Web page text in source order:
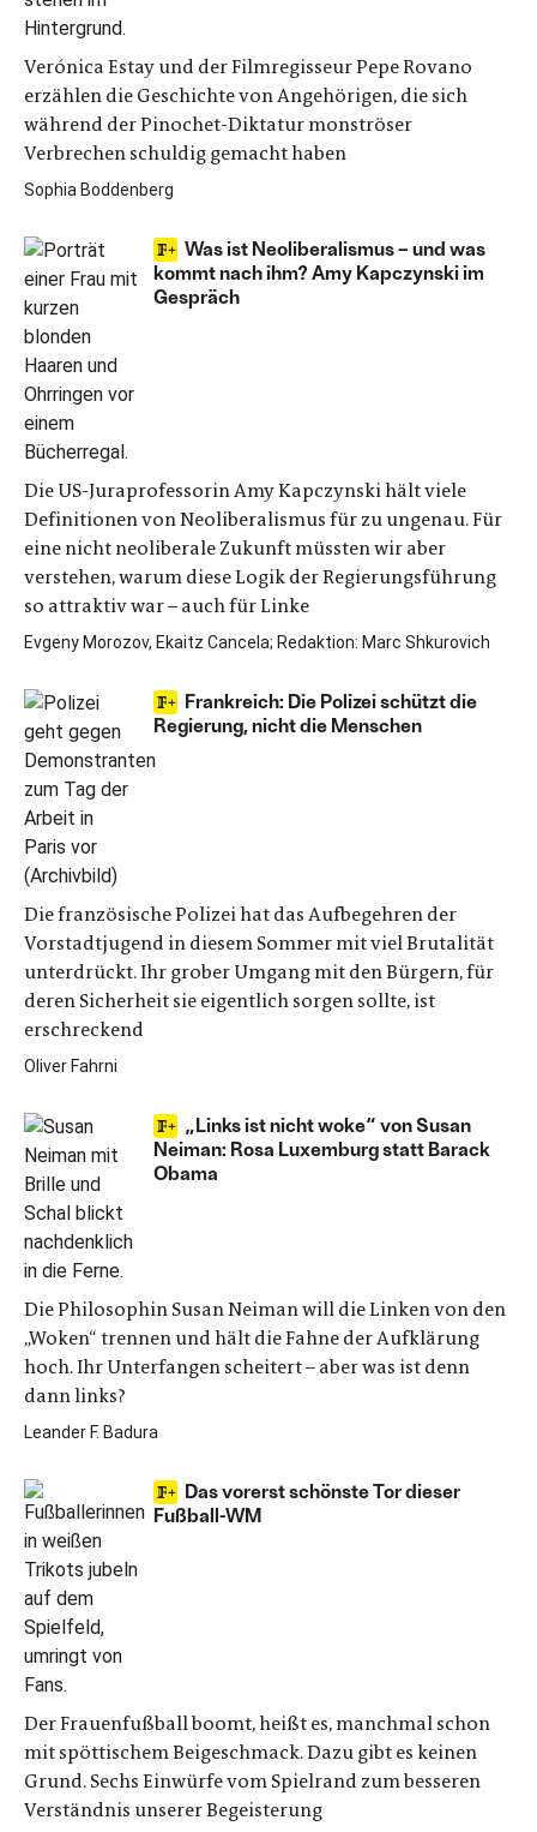
Verónica Estay und der Filmregisseur Pepe Rovano
erzählen die Geschichte von Angehörigen, die sich
während der Pinochet-Diktatur monströser
Verbrechen schuldig gemacht haben
Sophia Boddenberg
Was ist Neoliberalismus – und was
kommt nach ihm? Amy Kapczynski im
Gespräch
Die US-Juraprofessorin Amy Kapczynski hält viele
Definitionen von Neoliberalismus für zu ungenau. Für
eine nicht neoliberale Zukunft müssten wir aber
verstehen, warum diese Logik der Regierungsführung
so attraktiv war – auch für Linke
Evgeny Morozov, Ekaitz Cancela; Redaktion: Marc Shkurovich
Frankreich: Die Polizei schützt die
Regierung, nicht die Menschen
Die französische Polizei hat das Aufbegehren der
Vorstadtjugend in diesem Sommer mit viel Brutalität
unterdrückt. Ihr grober Umgang mit den Bürgern, für
deren Sicherheit sie eigentlich sorgen sollte, ist
erschreckend
Oliver Fahrni
„Links ist nicht woke“ von Susan
Neiman: Rosa Luxemburg statt Barack
Obama
Die Philosophin Susan Neiman will die Linken von den
„Woken“ trennen und hält die Fahne der Aufklärung
hoch. Ihr Unterfangen scheitert – aber was ist denn
dann links?
Leander F. Badura
Das vorerst schönste Tor dieser
Fußball-WM
Der Frauenfußball boomt, heißt es, manchmal schon
mit spöttischem Beigeschmack. Dazu gibt es keinen
Grund. Sechs Einwürfe vom Spielrand zum besseren
Verständnis unserer Begeisterung